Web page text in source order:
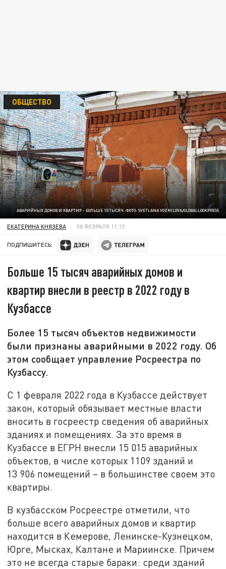
АВАРИЙНЫХ ДОМОВ И КВАРТИР - БОЛЬШЕ 15 ТЫСЯЧ. ФОТО: SVETLANA VOZMILOVA/GLOBALLOOKPRESS
ОБЩЕСТВО
ЕКАТЕРИНА КНЯЗЕВА 08 ФЕВРАЛЯ 11:17
ПОДПИШИТЕСЬ:
Больше 15 тысяч аварийных домов и
квартир внесли в реестр в 2022 году в
Кузбассе
Более 15 тысяч объектов недвижимости
были признаны аварийными в 2022 году. Об
этом сообщает управление Росреестра по
Кузбассу.
С 1 февраля 2022 года в Кузбассе действует
закон, который обязывает местные власти
вносить в госреестр сведения об аварийных
зданиях и помещениях. За это время в
Кузбассе в ЕГРН внесли 15 015 аварийных
объектов, в числе которых 1109 зданий и
13 906 помещений – в большинстве своем это
квартиры.
В кузбасском Росреестре отметили, что
больше всего аварийных домов и квартир
находится в Кемерове, Ленинске-Кузнецком,
Юрге, Мысках, Калтане и Мариинске. Причем
это не всегда старые бараки: среди зданий